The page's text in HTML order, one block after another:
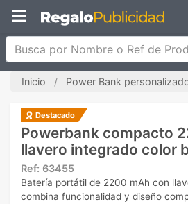
Busca por Nombre o Ref de
Inicio Power Bank
Destacado
Powerbank compacto
llavero integrado color
Ref: 63455
Batería portátil de 2200 mAh con
combina funcionalidad y diseño